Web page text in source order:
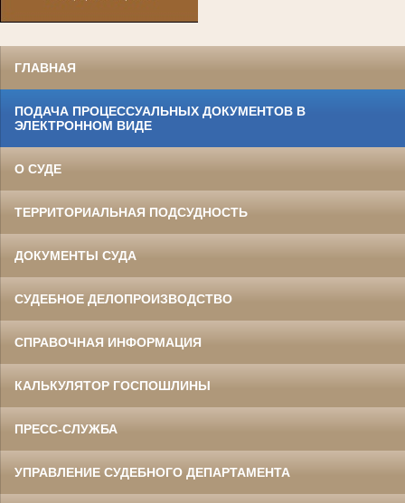
ГЛАВНАЯ
ПОДАЧА ПРОЦЕССУАЛЬНЫХ ДОКУМЕНТОВ В
ЭЛЕКТРОННОМ ВИДЕ
О СУДЕ
ТЕРРИТОРИАЛЬНАЯ ПОДСУДНОСТЬ
ДОКУМЕНТЫ СУДА
СУДЕБНОЕ ДЕЛОПРОИЗВОДСТВО
СПРАВОЧНАЯ ИНФОРМАЦИЯ
КАЛЬКУЛЯТОР ГОСПОШЛИНЫ
ПРЕСС-СЛУЖБА
УПРАВЛЕНИЕ СУДЕБНОГО ДЕПАРТАМЕНТА